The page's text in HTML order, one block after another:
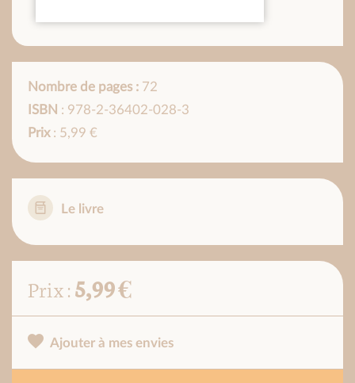
Nombre de pages : 72
ISBN : 978-2-36402-028-3
Prix: 5,99 €
Le livre
Prix :5,99 €
Ajouter à mes envies